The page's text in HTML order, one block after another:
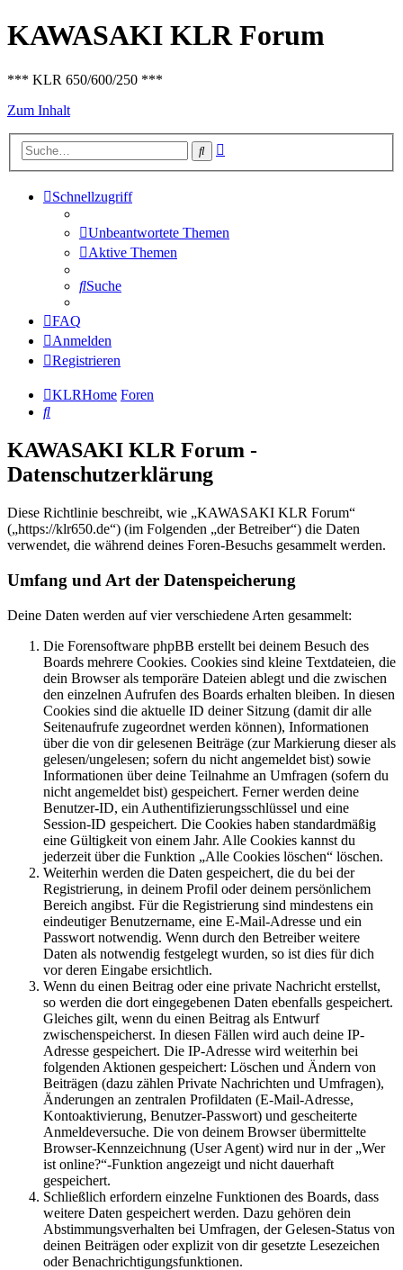
KAWASAKI KLR Forum
*** KLR 650/600/250 ***
Zum Inhalt
Suche
Schnellzugriff
Unbeantwortete Themen
Aktive Themen
Suche
FAQ
Anmelden
Registrieren
KLRHome Foren
Suche
KAWASAKI KLR Forum -
Datenschutzerklärung
Diese Richtlinie beschreibt, wie „KAWASAKI KLR Forum“
(„https://klr650.de“) (im Folgenden „der Betreiber“) die Daten
verwendet, die während deines Foren-Besuchs gesammelt werden.
Umfang und Art der Datenspeicherung
Deine Daten werden auf vier verschiedene Arten gesammelt:
Die Forensoftware phpBB erstellt bei deinem Besuch des
Boards mehrere Cookies. Cookies sind kleine Textdateien, die
dein Browser als temporäre Dateien ablegt und die zwischen
den einzelnen Aufrufen des Boards erhalten bleiben. In diesen
Cookies sind die aktuelle ID deiner Sitzung (damit dir alle
Seitenaufrufe zugeordnet werden können), Informationen
über die von dir gelesenen Beiträge (zur Markierung dieser als
gelesen/ungelesen; sofern du nicht angemeldet bist) sowie
Informationen über deine Teilnahme an Umfragen (sofern du
nicht angemeldet bist) gespeichert. Ferner werden deine
Benutzer-ID, ein Authentifizierungsschlüssel und eine
Session-ID gespeichert. Die Cookies haben standardmäßig
eine Gültigkeit von einem Jahr. Alle Cookies kannst du
jederzeit über die Funktion „Alle Cookies löschen“ löschen.
Weiterhin werden die Daten gespeichert, die du bei der
Registrierung, in deinem Profil oder deinem persönlichem
Bereich angibst. Für die Registrierung sind mindestens ein
eindeutiger Benutzername, eine E-Mail-Adresse und ein
Passwort notwendig. Wenn durch den Betreiber weitere
Daten als notwendig festgelegt wurden, so ist dies für dich
vor deren Eingabe ersichtlich.
Wenn du einen Beitrag oder eine private Nachricht erstellst,
so werden die dort eingegebenen Daten ebenfalls gespeichert.
Gleiches gilt, wenn du einen Beitrag als Entwurf
zwischenspeicherst. In diesen Fällen wird auch deine IP-
Adresse gespeichert. Die IP-Adresse wird weiterhin bei
folgenden Aktionen gespeichert: Löschen und Ändern von
Beiträgen (dazu zählen Private Nachrichten und Umfragen),
Änderungen an zentralen Profildaten (E-Mail-Adresse,
Kontoaktivierung, Benutzer-Passwort) und gescheiterte
Anmeldeversuche. Die von deinem Browser übermittelte
Browser-Kennzeichnung (User Agent) wird nur in der „Wer
ist online?“-Funktion angezeigt und nicht dauerhaft
gespeichert.
Schließlich erfordern einzelne Funktionen des Boards, dass
weitere Daten gespeichert werden. Dazu gehören dein
Abstimmungsverhalten bei Umfragen, der Gelesen-Status von
deinen Beiträgen oder explizit von dir gesetzte Lesezeichen
oder Benachrichtigungsfunktionen.